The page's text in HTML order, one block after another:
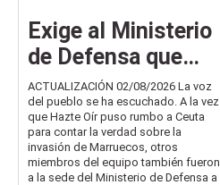
Exige al Ministerio
de Defensa que
despliegue YA
todos los medios
para luchar contra
...
ACTUALIZACIÓN 02/08/2026 La voz
del pueblo se ha escuchado. A la vez
que Hazte Oír puso rumbo a Ceuta
para contar la verdad sobre la
invasión de Marruecos, otros
miembros del equipo también fueron
a la sede del Ministerio de Defensa a